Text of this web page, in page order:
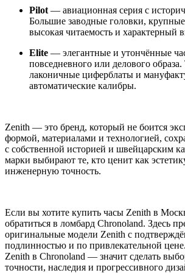
Pilot — авиационная серия с
Большие заводные головки,
высокая читаемость и характерный
Elite — элегантные и утончённые
повседневного или делового
лаконичные циферблаты и
автоматические калибры.
Zenith — это бренд, который не боится
формой, материалами и технологией,
с собственной историей и швейцарским
марки выбирают те, кто ценит как
инженерную точность.
Если вы хотите купить часы Zenith в
обратиться в ломбард Chronoland. Здесь
оригинальные модели Zenith с
подлинностью и по привлекательной
Zenith в Chronoland — значит сделать
точности, наследия и прогрессивного